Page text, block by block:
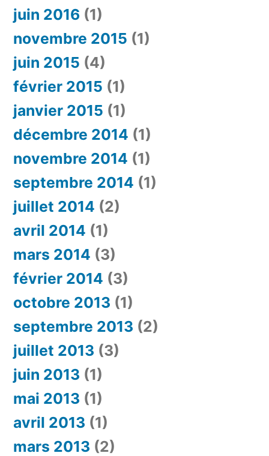
juin 2016 (1)
novembre 2015 (1)
juin 2015 (4)
février 2015 (1)
janvier 2015 (1)
décembre 2014 (1)
novembre 2014 (1)
septembre 2014 (1)
juillet 2014 (2)
avril 2014 (1)
mars 2014 (3)
février 2014 (3)
octobre 2013 (1)
septembre 2013 (2)
juillet 2013 (3)
juin 2013 (1)
mai 2013 (1)
avril 2013 (1)
mars 2013 (2)